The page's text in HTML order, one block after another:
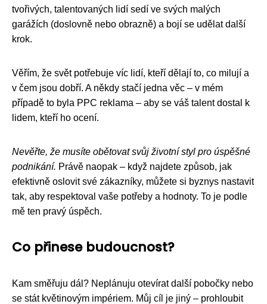
tvořivých, talentovaných lidí sedí ve svých malých
garážích (doslovně nebo obrazně) a bojí se udělat další
krok.
Věřím, že svět potřebuje víc lidí, kteří dělají to, co milují a
v čem jsou dobří. A někdy stačí jedna věc – v mém
případě to byla PPC reklama – aby se váš talent dostal k
lidem, kteří ho ocení.
Nevěřte, že musíte obětovat svůj životní styl pro úspěšné
podnikání. Právě naopak – když najdete způsob, jak
efektivně oslovit své zákazníky, můžete si byznys nastavit
tak, aby respektoval vaše potřeby a hodnoty. To je podle
mě ten pravý úspěch.
Co přinese budoucnost?
Kam směřuju dál? Neplánuju otevírat další pobočky nebo
se stát květinovým impériem. Můj cíl je jiný – prohloubit